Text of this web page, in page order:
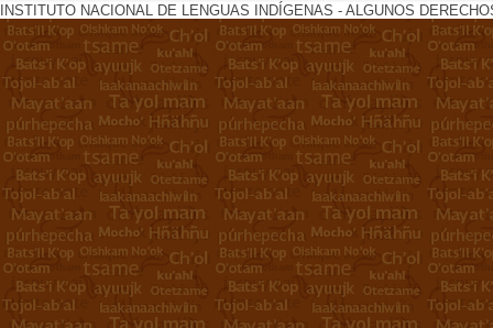
INSTITUTO NACIONAL DE LENGUAS INDÍGENAS - ALGUNOS